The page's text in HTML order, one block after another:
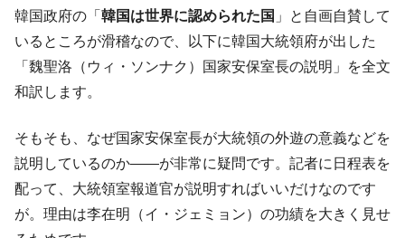
『Money1』
韓国ボンクラ政策室長･金容範、株価暴落に
他人事のような発言。
『Money1』
韓国半導体『SKハイニックス』2026年2Qの
業績「史上最高益」当期純利益は前年同期比13.4倍に。
機 ⇒ 10.7兆では損が出るからできない。
『Money1』
【速報】韓国株式市場の暴落・本日07月29
日(水)もサイドカー・サーキットブレイカーの二段コンボ
発動！
韓国政府の「 韓国は世界に認められた国 」と自画自賛して
いるところが滑稽なので、以下に韓国大統領府が出した
「魏聖洛（ウィ・ソンナク）国家安保室長の説明」を全文
和訳します。
そもそも、なぜ国家安保室長が大統領の外遊の意義などを
説明しているのか――が非常に疑問です。記者に日程表を
配って、大統領室報道官が説明すればいいだけなのです
が。理由は李在明（イ・ジェミョン）の功績を大きく見せ